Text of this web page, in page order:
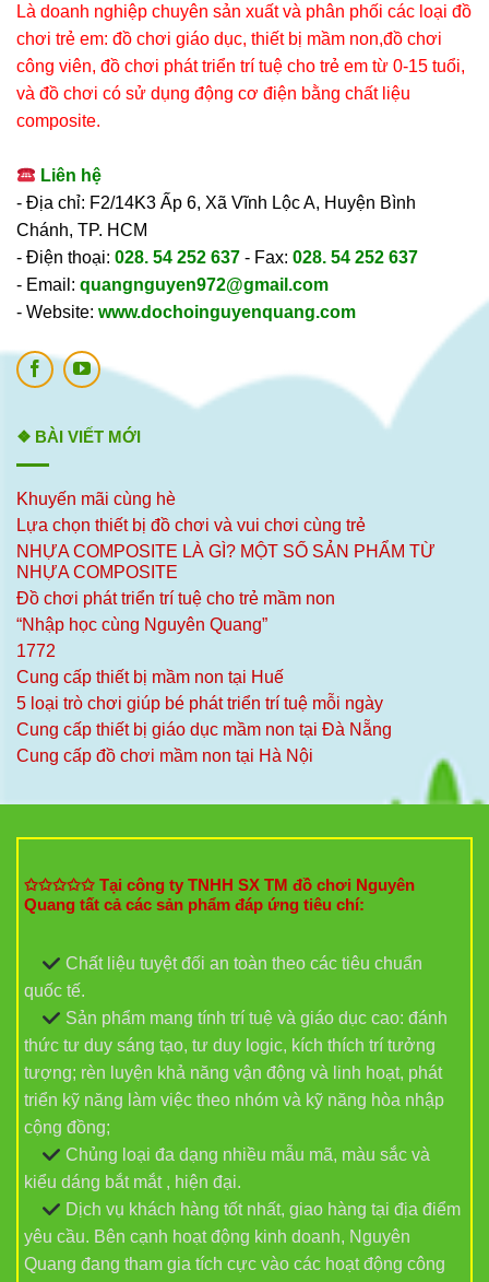
Là doanh nghiệp chuyên sản xuất và phân phối các loại đồ
chơi trẻ em: đồ chơi giáo dục, thiết bị mầm non,đồ chơi
công viên, đồ chơi phát triển trí tuệ cho trẻ em từ 0-15 tuổi,
và đồ chơi có sử dụng động cơ điện bằng chất liệu
composite.
Liên hệ
- Địa chỉ: F2/14K3 Ấp 6, Xã Vĩnh Lộc A, Huyện Bình
Chánh, TP. HCM
- Điện thoại: 028. 54 252 637 - Fax: 028. 54 252 637
- Email: quangnguyen972@gmail.com
- Website: www.dochoinguyenquang.com
❖ BÀI VIẾT MỚI
Khuyến mãi cùng hè
Lựa chọn thiết bị đồ chơi và vui chơi cùng trẻ
NHỰA COMPOSITE LÀ GÌ? MỘT SỐ SẢN PHẨM TỪ
NHỰA COMPOSITE
Đồ chơi phát triển trí tuệ cho trẻ mầm non
“Nhập học cùng Nguyên Quang”
1772
Cung cấp thiết bị mầm non tại Huế
5 loại trò chơi giúp bé phát triển trí tuệ mỗi ngày
Cung cấp thiết bị giáo dục mầm non tại Đà Nẵng
Cung cấp đồ chơi mầm non tại Hà Nội
✩✩✩✩✩ Tại công ty TNHH SX TM đồ chơi Nguyên
Quang tất cả các sản phẩm đáp ứng tiêu chí:
Chất liệu tuyệt đối an toàn theo các tiêu chuẩn
quốc tế.
Sản phẩm mang tính trí tuệ và giáo dục cao: đánh
thức tư duy sáng tạo, tư duy logic, kích thích trí tưởng
tượng; rèn luyện khả năng vận động và linh hoạt, phát
triển kỹ năng làm việc theo nhóm và kỹ năng hòa nhập
cộng đồng;
Chủng loại đa dạng nhiều mẫu mã, màu sắc và
kiểu dáng bắt mắt , hiện đại.
Dịch vụ khách hàng tốt nhất, giao hàng tại địa điểm
yêu cầu. Bên cạnh hoạt động kinh doanh, Nguyên
Quang đang tham gia tích cực vào các hoạt động công